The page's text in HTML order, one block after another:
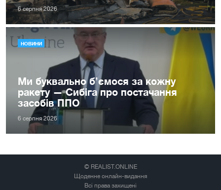
6 серпня 2026
НОВИНИ
Ми буквально б’ємося за кожну
ракету — Сибіга про постачання
засобів ППО
6 серпня 2026
© REALIST.ONLINE
Щоденне онлайн-видання
Всі права захищені